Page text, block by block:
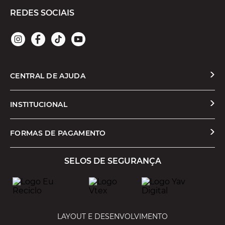
REDES SOCIAIS
CENTRAL DE AJUDA
Solicitar Troca ou Devolução
Formas de Pagamento
Cashback
INSTITUCIONAL
Quem Somos
Trabalhe Conosco
Política de Privacidade
FORMAS DE PAGAMENTO
SELOS DE SEGURANÇA
LAYOUT E DESENVOLVIMENTO